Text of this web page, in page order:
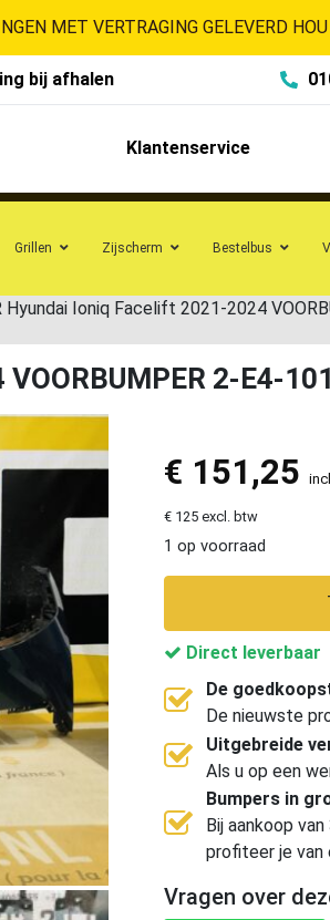
MET VERTRAGING GELEVERD
bij afhalen
Klantenservice
Grillen Zijscherm Bestelbus
Hyundai Ioniq Facelift 2021-2024
2-E4-
€ 151,25
€ 125 excl. btw
1 op voorraad
Direct leverbaar
De
De nieuwste
Uitgebreide
Als u op een
Bumpers in
Bij aankoop
profiteer je van
Vragen over